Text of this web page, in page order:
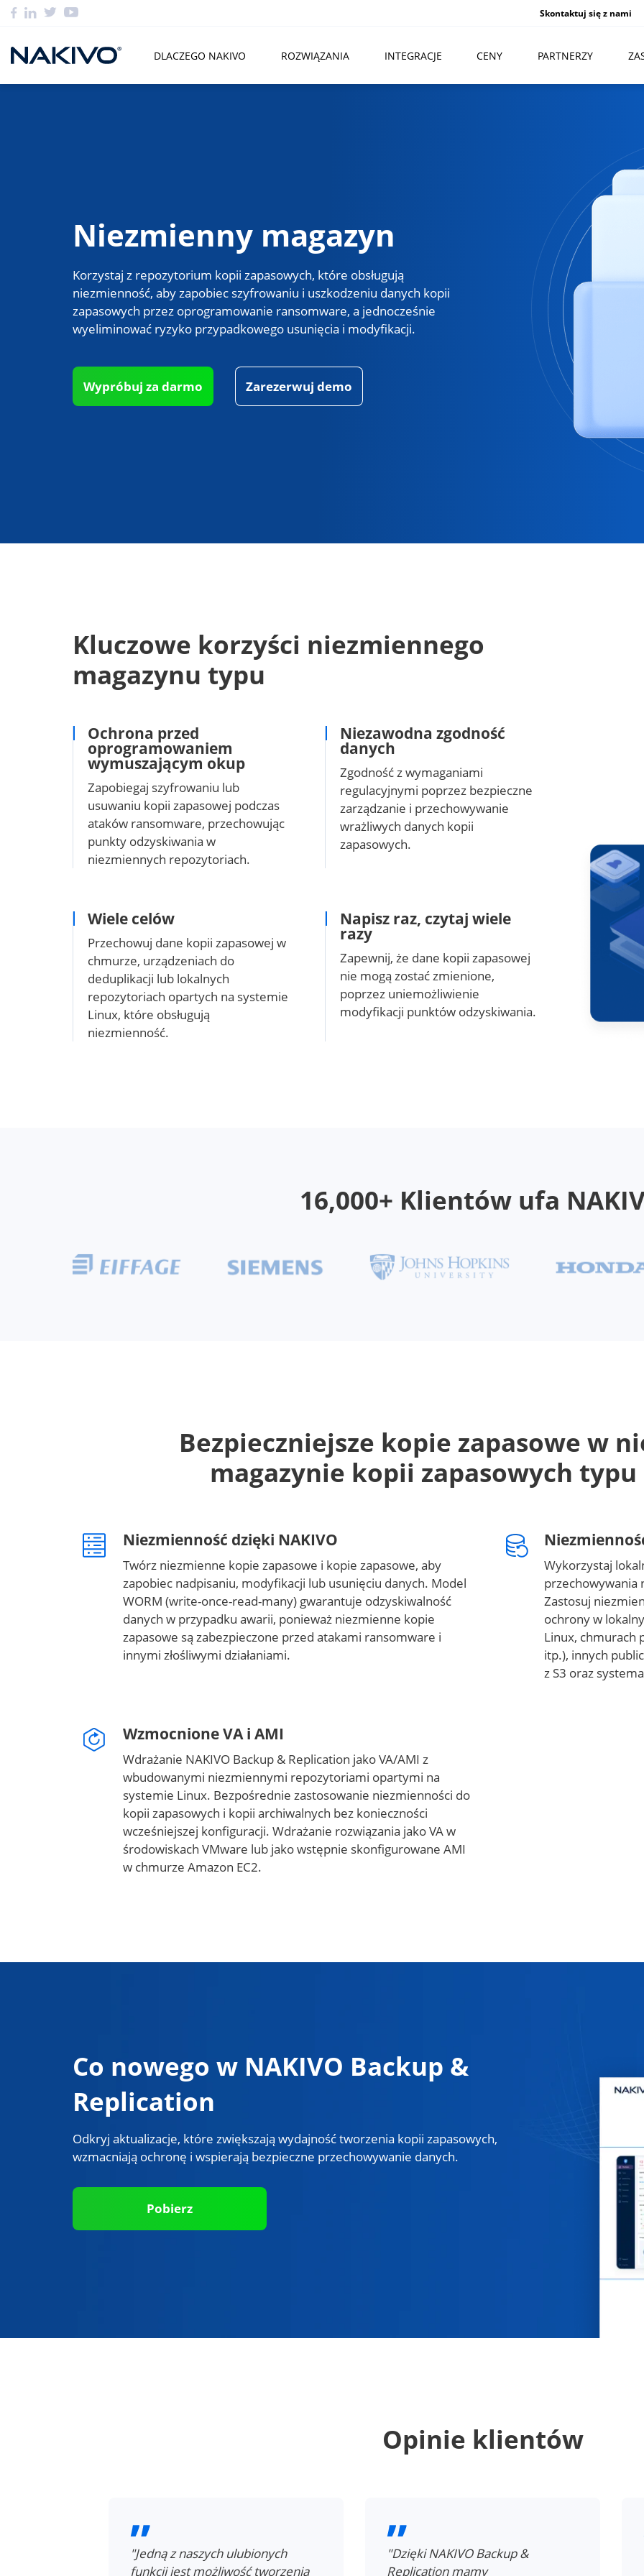
Skontaktuj się z nami
DLACZEGO NAKIVO ROZWIĄZANIA INTEGRACJE CENY PARTNERZY
Niezmienny magazyn
Korzystaj z repozytorium kopii zapasowych, które obsługują
niezmienność, aby zapobiec szyfrowaniu i uszkodzeniu danych kopii
zapasowych przez oprogramowanie ransomware, a jednocześnie
wyeliminować ryzyko przypadkowego usunięcia i modyfikacji.
Wypróbuj za darmo Zarezerwuj demo
Kluczowe korzyści niezmiennego
magazynu typu
Ochrona przed
oprogramowaniem
wymuszającym okup
Zapobiegaj szyfrowaniu lub
usuwaniu kopii zapasowej podczas
ataków ransomware, przechowując
punkty odzyskiwania w
niezmiennych repozytoriach.
Niezawodna zgodność
danych
Zgodność z wymaganiami
regulacyjnymi poprzez bezpieczne
zarządzanie i przechowywanie
wrażliwych danych kopii
zapasowych.
Wiele celów
Przechowuj dane kopii zapasowej w
chmurze, urządzeniach do
deduplikacji lub lokalnych
repozytoriach opartych na systemie
Linux, które obsługują
niezmienność.
Napisz raz, czytaj wiele
razy
Zapewnij, że dane kopii zapasowej
nie mogą zostać zmienione,
poprzez uniemożliwienie
modyfikacji punktów odzyskiwania.
16,000+ Klientów ufa
Bezpieczniejsze kopie zapasowe w
magazynie kopii zapasowych typu
Niezmienność dzięki NAKIVO
Twórz niezmienne kopie zapasowe i kopie zapasowe, aby
zapobiec nadpisaniu, modyfikacji lub usunięciu danych. Model
WORM (write-once-read-many) gwarantuje odzyskiwalność
danych w przypadku awarii, ponieważ niezmienne kopie
zapasowe są zabezpieczone przed atakami ransomware i
innymi złośliwymi działaniami.
Wykorzystaj
przechowywania
Zastosuj
ochrony w
Linux, chmurach
itp.), innych
z S3 oraz
Wzmocnione VA i AMI
Wdrażanie NAKIVO Backup & Replication jako VA/AMI z
wbudowanymi niezmiennymi repozytoriami opartymi na
systemie Linux. Bezpośrednie zastosowanie niezmienności do
kopii zapasowych i kopii archiwalnych bez konieczności
wcześniejszej konfiguracji. Wdrażanie rozwiązania jako VA w
środowiskach VMware lub jako wstępnie skonfigurowane AMI
w chmurze Amazon EC2.
Co nowego w NAKIVO Backup &
Replication
Odkryj aktualizacje, które zwiększają wydajność tworzenia kopii zapasowych,
wzmacniają ochronę i wspierają bezpieczne przechowywanie danych.
Pobierz
Opinie klientów
"Jedną z naszych ulubionych
funkcji jest możliwość tworzenia
"Dzięki NAKIVO Backup &
Replication mamy